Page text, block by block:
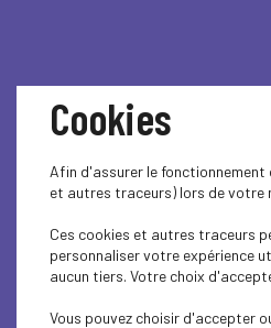
Cookies
Afin d'assurer le
et autres traceurs) lors de votre
Ces cookies et autres traceurs
personnaliser votre expérience
aucun tiers. Votre choix
Vous pouvez choisir d'accepter